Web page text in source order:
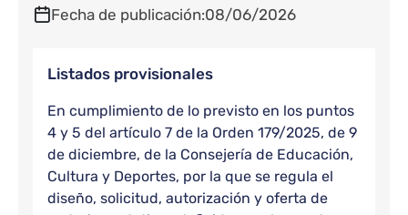
Fecha de publicación 08/06/2026
Listados provisionales
En cumplimiento de lo previsto en los puntos
4 y 5 del artículo 7 de la Orden 179/2025, de 9
de diciembre, de la Consejería de Educación,
Cultura y Deportes, por la que se regula el
diseño, solicitud, autorización y oferta de